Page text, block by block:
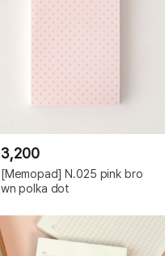
3,200
[Memopad] N.025 pink bro
wn polka dot